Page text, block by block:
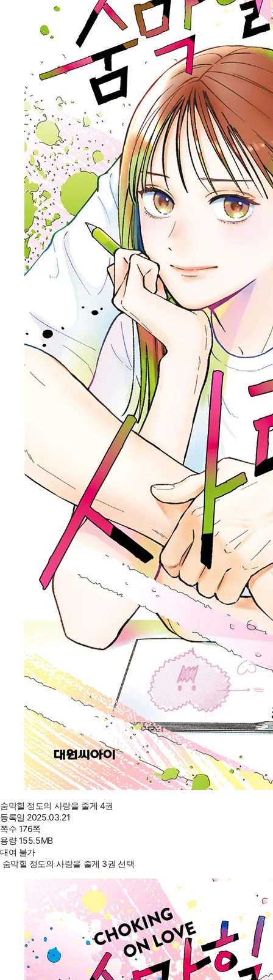
숨막힐 정도의 사랑을 줄게 4권
등록일 2025.03.21
쪽수 176쪽
용량155.5MB
대여 불가
숨막힐 정도의 사랑을 줄게 3권 선택